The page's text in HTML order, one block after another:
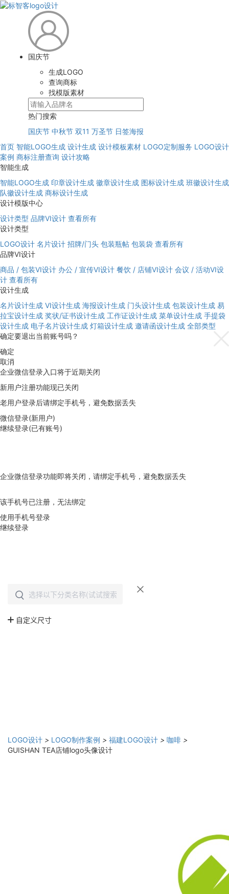
国庆节
生成LOGO
查询商标
找模版素材
热门搜索
国庆节 中秋节 双11 万圣节 日签海报
首页 智能LOGO生成 设计生成 设计模板素材 LOGO定制服务 LOGO设计
案例 商标注册查询 设计攻略
智能生成
智能LOGO生成 印章设计生成 徽章设计生成 图标设计生成 班徽设计生成
队徽设计生成 商标设计生成
设计模版中心
设计类型 品牌VI设计 查看所有
设计类型
LOGO设计 名片设计 招牌/门头 包装瓶帖 包装袋 查看所有
品牌VI设计
商品 / 包装VI设计 办公 / 宣传VI设计 餐饮 / 店铺VI设计 会议 / 活动VI设
计 查看所有
设计生成
名片设计生成 VI设计生成 海报设计生成 门头设计生成 包装设计生成 易
拉宝设计生成 奖状/证书设计生成 工作证设计生成 菜单设计生成 手提袋
设计生成 电子名片设计生成 灯箱设计生成 邀请函设计生成 全部类型
确定要退出当前账号吗？
确定
取消
企业微信登录入口将于近期关闭
新用户注册功能现已关闭
老用户登录后请绑定手机号，避免数据丢失
微信登录(新用户)
继续登录(已有账号)
企业微信登录功能即将关闭，请绑定手机号，避免数据丢失
该手机号已注册，无法绑定
使用手机号登录
继续登录
LOGO设计 > LOGO制作案例 > 福建LOGO设计 > 咖啡 >
GUISHAN TEA店铺logo头像设计